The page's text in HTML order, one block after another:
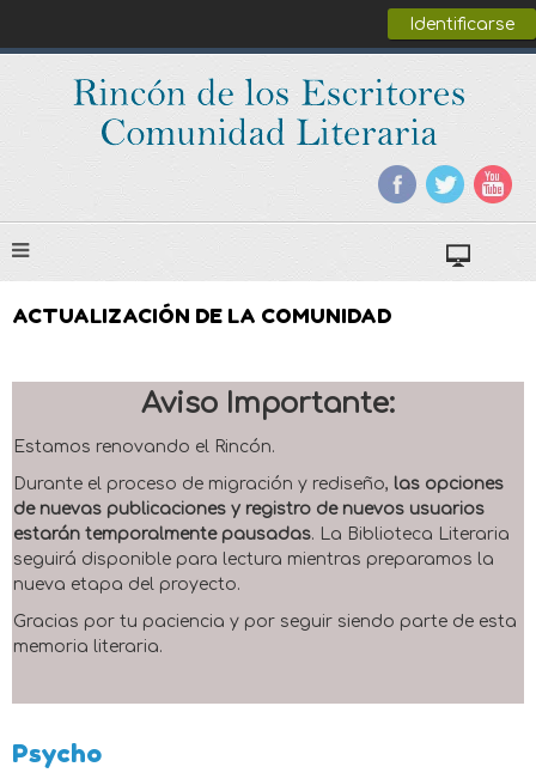
Identificarse
ACTUALIZACIÓN DE LA COMUNIDAD
Aviso Importante:
Estamos renovando el Rincón.
Durante el proceso de migración y rediseño, las opciones
de nuevas publicaciones y registro de nuevos usuarios
estarán temporalmente pausadas. La Biblioteca Literaria
seguirá disponible para lectura mientras preparamos la
nueva etapa del proyecto.
Gracias por tu paciencia y por seguir siendo parte de esta
memoria literaria.
Psycho